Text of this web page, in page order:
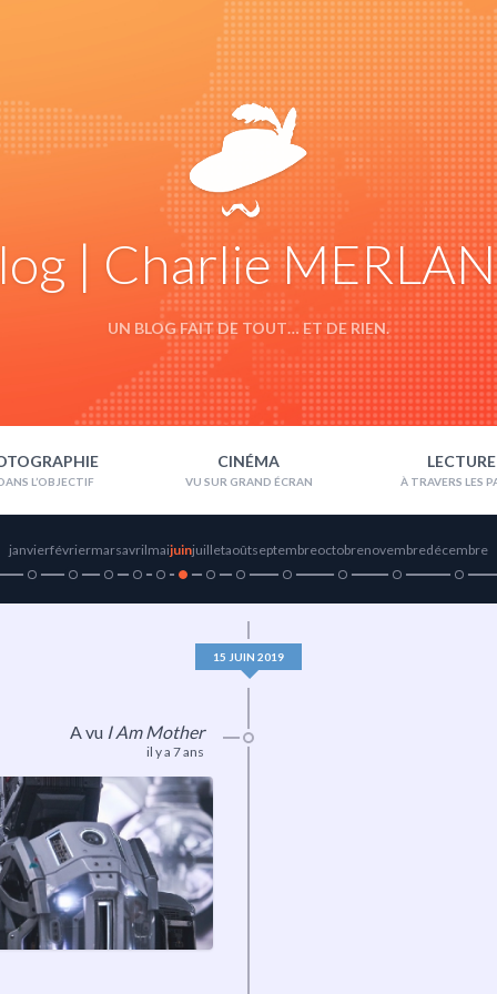
| Charlie
UN BLOG FAIT DE TOUT… ET DE RIEN.
CINÉMA LECTURE
janvierfévriermarsavrilmaijuinjuilletaoûtseptembreoctobrenovembredécembre
15 JUIN 2019
A vu I Am Mother
il y a 7 ans